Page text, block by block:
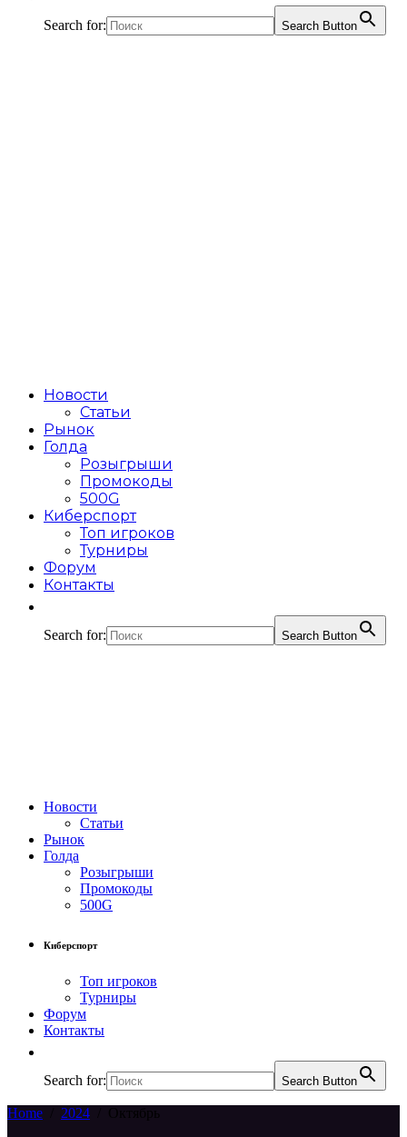
Search for: Search Button
Новости
Статьи
Рынок
Голда
Розыгрыши
Промокоды
500G
Киберспорт
Топ игроков
Турниры
Форум
Контакты
Search for: Search Button
Новости
Статьи
Рынок
Голда
Розыгрыши
Промокоды
500G
Киберспорт
Топ игроков
Турниры
Форум
Контакты
Search for: Search Button
Home 2024 Октябрь